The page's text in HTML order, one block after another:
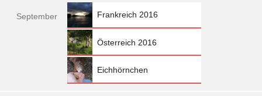
September Frankreich 2016
Österreich 2016
Eichhörnchen